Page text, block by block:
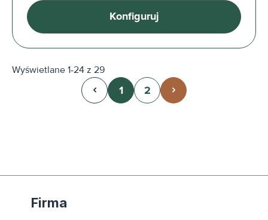
Konfiguruj
Wyświetlane 1-24 z 29
Strona
1 Strona
2
Firma